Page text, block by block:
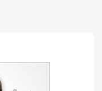
아프지도 않아요. 그